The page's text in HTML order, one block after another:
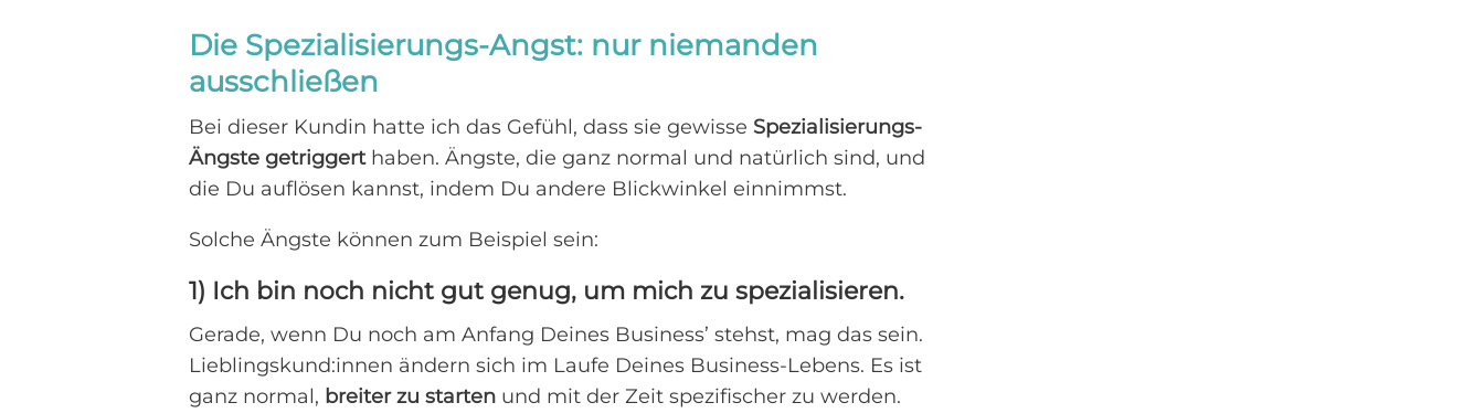
Die Spezialisierungs-Angst: nur niemanden
ausschließen
Bei dieser Kundin hatte ich das Gefühl, dass sie gewisse Spezialisierungs-
Ängste getriggerthaben. Ängste, die ganz normal und natürlich sind, und
die Du auflösen kannst, indem Du andere Blickwinkel einnimmst.
Solche Ängste können zum Beispiel sein:
1) Ich bin noch nicht gut genug, um mich zu spezialisieren.
Gerade, wenn Du noch am Anfang Deines Business’ stehst, mag das sein.
Lieblingskund:innen ändern sich im Laufe Deines Business-Lebens. Es ist
ganz normal, breiter zu startenund mit der Zeit spezifischer zu werden.